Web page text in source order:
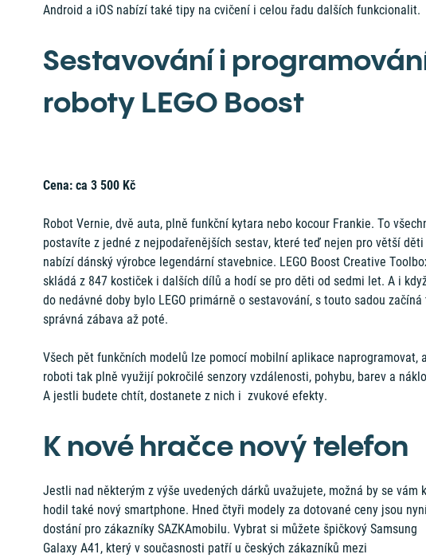
Android a iOS nabízí také tipy na cvičení i celou řadu dalších funkcionalit.
Sestavování i
roboty LEGO Boost
Cena: ca 3 500 Kč
Robot Vernie, dvě auta, plně funkční kytara nebo kocour Frankie. To
postavíte z jedné z nejpodařenějších sestav, které teď nejen pro větší děti
nabízí dánský výrobce legendární stavebnice. LEGO Boost Creative
skládá z 847 kostiček i dalších dílů a hodí se pro děti od sedmi let. A i
do nedávné doby bylo LEGO primárně o sestavování, s touto sadou začíná
správná zábava až poté.
Všech pět funkčních modelů lze pomocí mobilní aplikace naprogramovat,
roboti tak plně využijí pokročilé senzory vzdálenosti, pohybu, barev a
A jestli budete chtít, dostanete z nich i zvukové efekty.
K nové hračce nový telefon
Jestli nad některým z výše uvedených dárků uvažujete, možná by se vám
hodil také nový smartphone. Hned čtyři modely za dotované ceny jsou
dostání pro zákazníky SAZKAmobilu. Vybrat si můžete špičkový Samsung
Galaxy A41, který v současnosti patří u českých zákazníků mezi